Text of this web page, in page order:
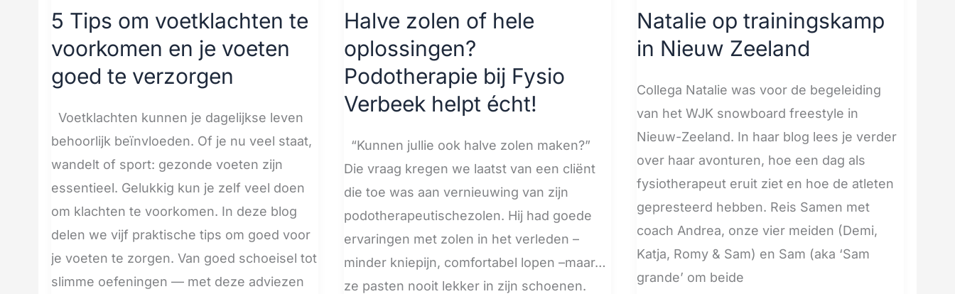
5 Tips om voetklachten te
voorkomen en je voeten
goed te verzorgen
Voetklachten kunnen je dagelijkse leven
behoorlijk beïnvloeden. Of je nu veel staat,
wandelt of sport: gezonde voeten zijn
essentieel. Gelukkig kun je zelf veel doen
om klachten te voorkomen. In deze blog
delen we vijf praktische tips om goed voor
je voeten te zorgen. Van goed schoeisel tot
slimme oefeningen — met deze adviezen
voeten
goed
te
verzorgen
Halve zolen of hele
oplossingen?
Podotherapie bij Fysio
Verbeek helpt écht!
“Kunnen jullie ook halve zolen maken?”
Die vraag kregen we laatst van een cliënt
die toe was aan vernieuwing van zijn
podotherapeutischezolen. Hij had goede
ervaringen met zolen in het verleden –
minder kniepijn, comfortabel lopen –maar…
ze pasten nooit lekker in zijn schoenen.
helpt
écht!
Natalie op trainingskamp
in Nieuw Zeeland
Collega Natalie was voor de begeleiding
van het WJK snowboard freestyle in
Nieuw-Zeeland. In haar blog lees je verder
over haar avonturen, hoe een dag als
fysiotherapeut eruit ziet en hoe de atleten
gepresteerd hebben. Reis Samen met
coach Andrea, onze vier meiden (Demi,
Katja, Romy & Sam) en Sam (aka ‘Sam
grande’ om beide